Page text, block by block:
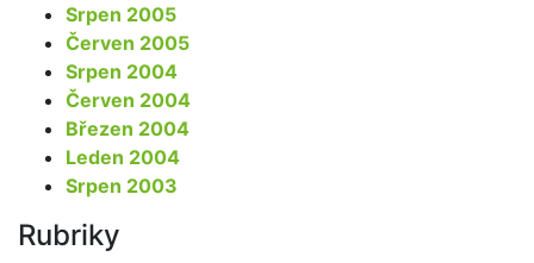
Srpen 2005
Červen 2005
Srpen 2004
Červen 2004
Březen 2004
Leden 2004
Srpen 2003
Rubriky